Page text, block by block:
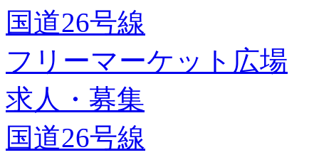
国道26号線
フリーマーケット広場
求人・募集
国道26号線